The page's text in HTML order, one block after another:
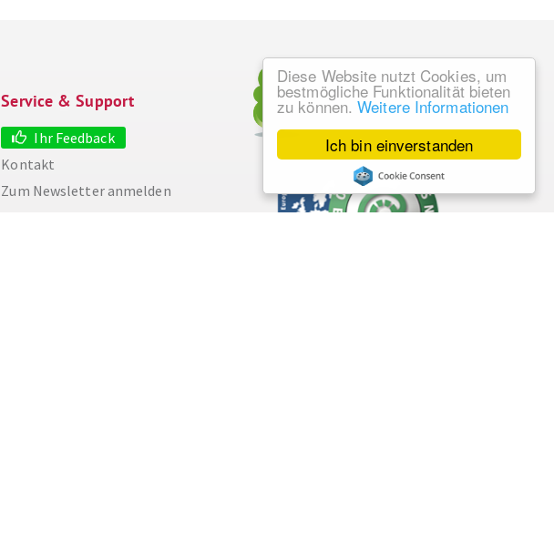
Ich bin einverstanden
Diese Website nutzt Cookies, um
bestmögliche Funktionalität bieten
zu können.Weitere Informationen
Service & Support
Ihr Feedback
Kontakt
Zum Newsletter anmelden